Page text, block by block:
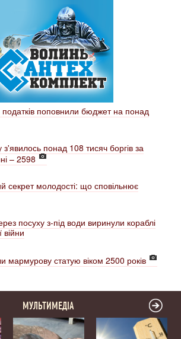
податків поповнили бюджет на понад
з'явилось понад 108 тисяч боргів за
– 2598
секрет молодості: що сповільнює
посуху з-під води виринули кораблі
війни
мармурову статую віком 2500 років
МУЛЬТИМЕДІА